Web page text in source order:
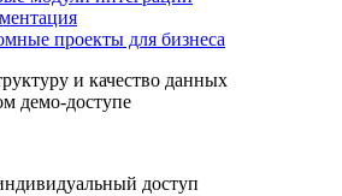
Data Feed
модули интеграции
демо-доступе